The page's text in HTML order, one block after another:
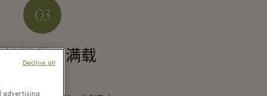
提货，满载
advertising
Decline all